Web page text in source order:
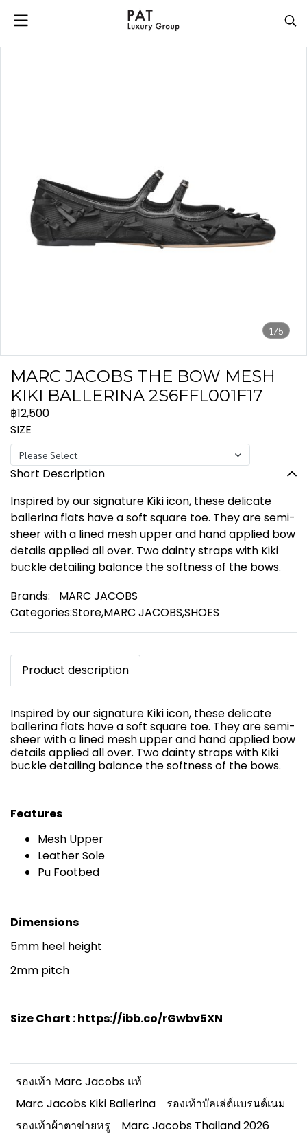
1/5
MARC JACOBS THE BOW MESH
KIKI BALLERINA 2S6FFL001F17
฿12,500
SIZE
Please Select
Short Description
Inspired by our signature Kiki icon, these delicate
ballerina flats have a soft square toe. They are semi-
sheer with a lined mesh upper and hand applied bow
details applied all over. Two dainty straps with Kiki
buckle detailing balance the softness of the bows.
Brands:
MARC JACOBS
Categories:Store,MARC JACOBS,SHOES
Product description
Inspired by our signature Kiki icon, these delicate
ballerina flats have a soft square toe. They are semi-
sheer with a lined mesh upper and hand applied bow
details applied all over. Two dainty straps with Kiki
buckle detailing balance the softness of the bows.
Features
Mesh Upper
Leather Sole
Pu Footbed
Dimensions
5mm heel height
2mm pitch
Size Chart :https://ibb.co/rGwbv5XN
รองเท้า Marc Jacobs แท้
Marc Jacobs Kiki Ballerina
รองเท้าบัลเล่ต์แบรนด์เนม
รองเท้าผ้าตาข่ายหรู
Marc Jacobs Thailand 2026